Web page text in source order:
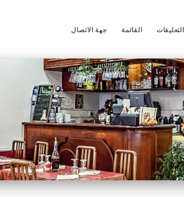
التعليقات القائمة جهة الاتصال